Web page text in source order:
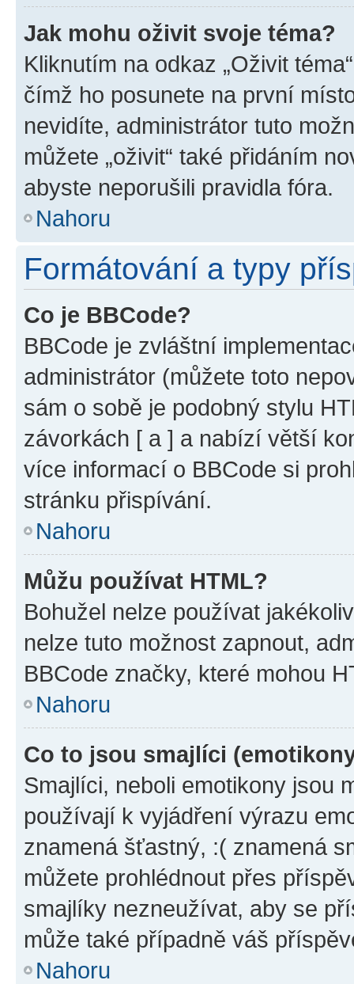
Jak mohu oživit svoje téma?
Kliknutím na odkaz „Oživit
čímž ho posunete na první
nevidíte, administrátor tuto
můžete „oživit“ také přidáním
abyste neporušili pravidla fóra.
Nahoru
Formátování a typy
Co je BBCode?
BBCode je zvláštní
administrátor (můžete toto
sám o sobě je podobný stylu
závorkách [ a ] a nabízí větší
více informací o BBCode si
stránku přispívání.
Nahoru
Můžu používat HTML?
Bohužel nelze používat
nelze tuto možnost zapnout,
BBCode značky, které mohou
Nahoru
Co to jsou smajlíci
Smajlíci, neboli emotikony jsou
používají k vyjádření výrazu
znamená šťastný, :( znamená
můžete prohlédnout přes
smajlíky nezneužívat, aby se
může také případně váš
Nahoru